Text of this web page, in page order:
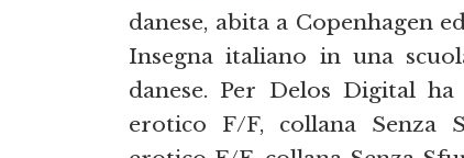
danese, abita a Copenhagen
Insegna italiano in una
danese. Per Delos Digital
erotico F/F, collana Senza